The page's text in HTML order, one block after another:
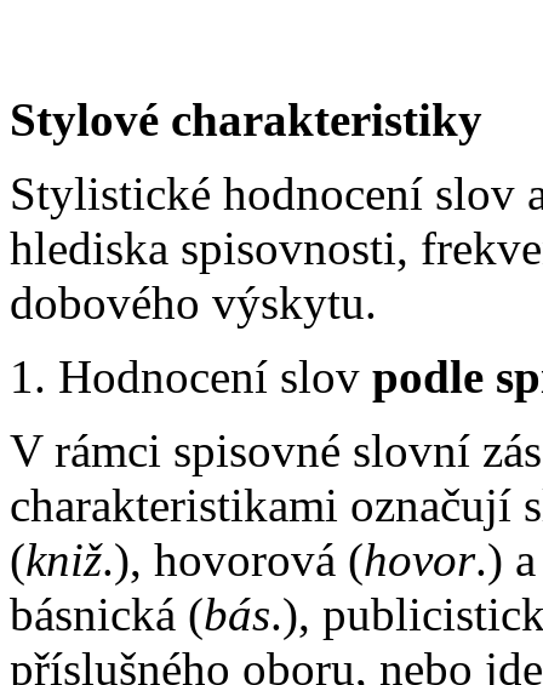
Stylové charakteristiky
Stylistické hodnocení slov
hlediska spisovnosti,
dobového výskytu.
1. Hodnocení slov podle
V rámci spisovné slovní
charakteristikami označují
(kniž.), hovorová (hovor.)
básnická (bás.),
příslušného oboru, nebo